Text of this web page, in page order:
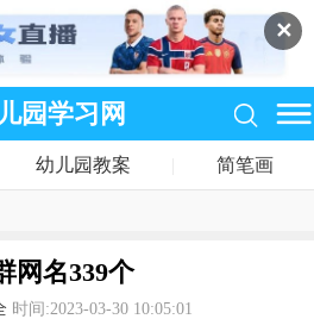
✕
园学习网
幼儿园教案 简笔画
网名339个
时间:2023-03-30 10:05:01